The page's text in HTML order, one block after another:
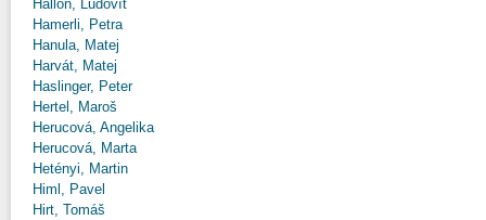
Hallon, Ľudovít
Hamerli, Petra
Hanula, Matej
Harvát, Matej
Haslinger, Peter
Hertel, Maroš
Herucová, Angelika
Herucová, Marta
Hetényi, Martin
Himl, Pavel
Hirt, Tomáš